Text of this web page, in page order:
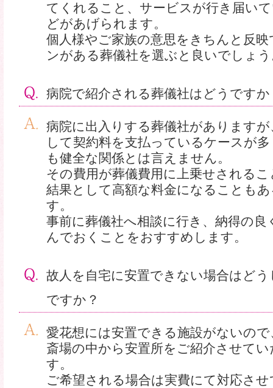
てくれること、サービスが行き届い
どがあげられます。
個人様やご家族の意思をきちんと反
ンがある葬儀社を選ぶと良いでしょ
病院で紹介される葬儀社はどうですか
病院に出入りする葬儀社がありますが
して契約料を支払っているケースが
も健全な関係とは言えません。
その費用が葬儀費用に上乗せされる
結果として高額な料金になることも
す。
事前に葬儀社へ相談に行き、納得の良
んでおくことをおすすめします。
故人を自宅に安置できない場合はど
ですか？
愛花想には安置できる施設がないの
斎場の中から安置所をご紹介させて
す。
ご希望される場合は実費にて対応さ